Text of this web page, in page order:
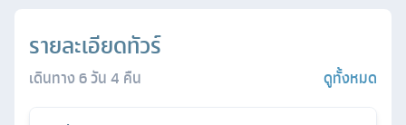
รายละเอียดทัวร์
เดินทาง6วัน4 คืน ดูทั้งหมด